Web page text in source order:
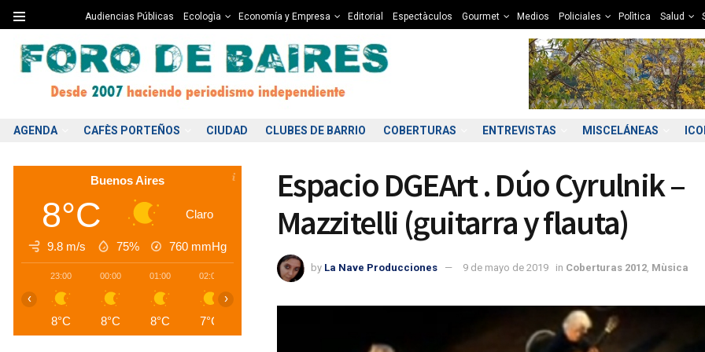
Audiencias Públicas Ecologìa Economía y Empresa Editorial Espectàculos Gourmet Medios Policiales Polìtica Salud
AGENDA CAFÈS PORTEÑOS CIUDAD CLUBES DE BARRIO COBERTURAS ENTREVISTAS MISCELÁNEAS
Espacio DGEArt . Dúo Cyrulnik –
Mazzitelli (guitarra y flauta)
by La Nave Producciones 9 de mayo de 2019 in Coberturas 2012 Mùsica
Buenos Aires
8°C Claro
9.8 m/s 75% 760 mmHg
23:00
8°C
00:00
8°C
01:00
8°C
02:00
7°C
04:00 08:00
6°C 7°C
11:00
‹ ›